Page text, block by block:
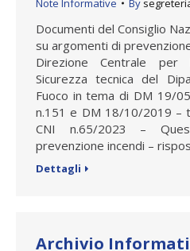
Documenti del Consiglio
su argomenti di
Direzione Centrale
Sicurezza tecnica del
Fuoco in tema di DM 19/
n.151 e DM 18/10/2019 –
CNI n.65/2023 –
prevenzione incendi –
Dettagli
Archivio